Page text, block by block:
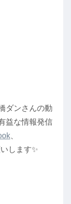
ダンさんの動
益な情報発信
します✨